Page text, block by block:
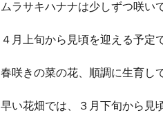
ムラサキハナナは少しずつ咲い
４月上旬から見頃を迎える予定で
春咲きの菜の花、順調に生育し
早い花畑では、３月下旬から見